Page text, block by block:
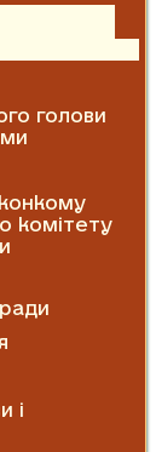
голови
комітету
і